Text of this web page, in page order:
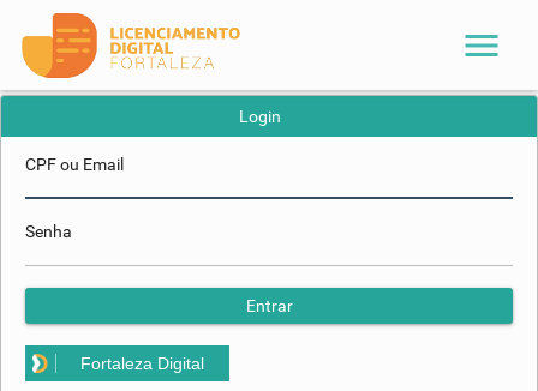
menu
Login
CPF ou Email
Senha
Entrar
Fortaleza Digital